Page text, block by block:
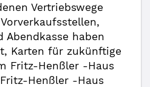
Vertriebswege
haben
Karten für zukünftige
Fritz-Henßler -Haus
Henßler -Haus